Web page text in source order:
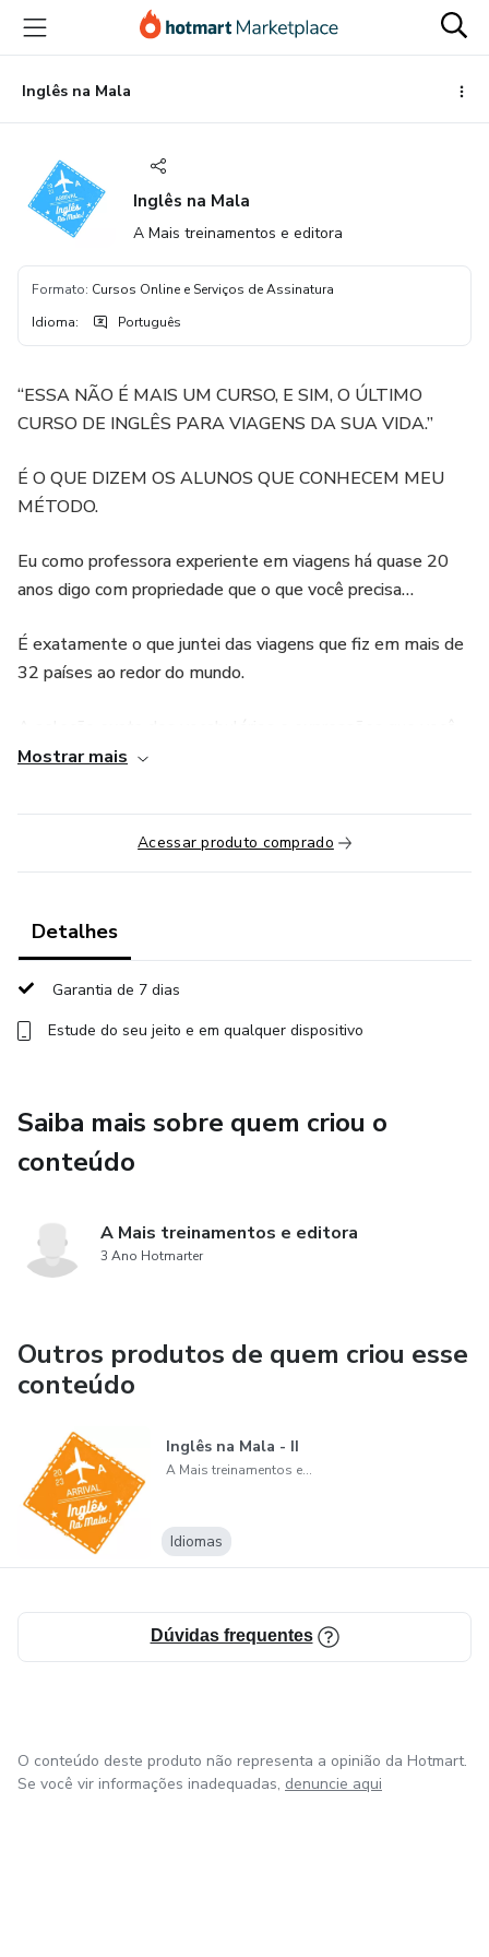
para
conteúdo
principal
para
pagamento
para
rodapéInglês na Mala
Inglês na Mala
A Mais treinamentos e editora
Formato: Cursos Online e Serviços de Assinatura
Idioma: Português
“ESSA NÃO É MAIS UM CURSO, E SIM, O ÚLTIMO
CURSO DE INGLÊS PARA VIAGENS DA SUA VIDA.”
É O QUE DIZEM OS ALUNOS QUE CONHECEM MEU
MÉTODO.
Eu como professora experiente em viagens há quase 20
anos digo com propriedade que o que você precisa…
É exatamente o que juntei das viagens que fiz em mais de
32 países ao redor do mundo.
precisará para cada etapa da sua viagem.
Do planejamento ao retorno em segurança para a sua casa.
ou para você que já possui uma bagagem de cursos
para me comunicar. Foi muito frustrante!
Mas como resolver isso, era o que eu pensava sempre,
Foi então que montei esse curso especialmente para que
de forma rápida consiga aprender inglês para sua viagem e
durante a viagem.
Mostrar mais
Acessar produto comprado
Detalhes
Garantia de 7 dias
Estude do seu jeito e em qualquer dispositivo
Saiba mais sobre quem criou o
conteúdo
A Mais treinamentos e editora
3 Ano Hotmarter
Outros produtos de quem criou esse
conteúdo
Inglês na Mala - II
A Mais treinamentos e editora
Idiomas
Dúvidas frequentes
O conteúdo deste produto não representa a opinião da Hotmart.
Se você vir informações inadequadas, denuncie aqui